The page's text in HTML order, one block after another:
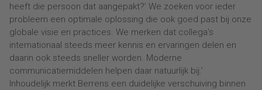
heeft die persoon dat aangepakt?’ We zoeken voor ieder
probleem een optimale oplossing die ook goed past bij onze
globale visie en practices. We merken dat collega’s
internationaal steeds meer kennis en ervaringen delen en
daarin ook steeds sneller worden. Moderne
communicatiemiddelen helpen daar natuurlijk bij.’
Inhoudelijk merkt Berrens een duidelijke verschuiving binnen